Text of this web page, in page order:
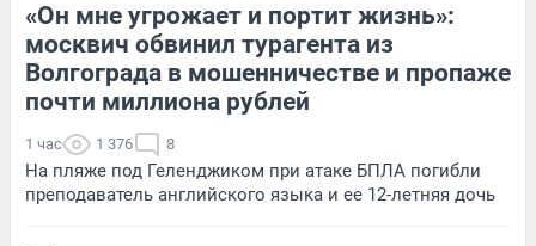
«Он мне угрожает и портит жизнь»:
москвич обвинил турагента из
Волгограда в мошенничестве и пропаже
почти миллиона рублей
1 час 1 376 8
На пляже под Геленджиком при атаке БПЛА погибли
преподаватель английского языка и ее 12-летняя дочь